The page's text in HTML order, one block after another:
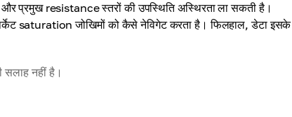
प्रमुख resistance स्तरों की उपस्थिति अस्थिरता ला सकती है।
saturation जोखिमों को कैसे नेविगेट करता है। फिलहाल, डेटा इसके
सलाह नहीं है।